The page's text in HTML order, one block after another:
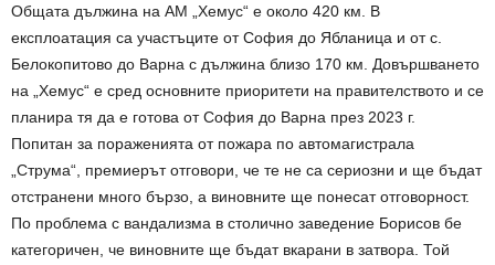
Общата дължина на АМ „Хемус“ е около 420 км. В
експлоатация са участъците от София до Ябланица и от с.
Белокопитово до Варна с дължина близо 170 км. Довършването
на „Хемус“ е сред основните приоритети на правителството и се
планира тя да е готова от София до Варна през 2023 г.
Попитан за пораженията от пожара по автомагистрала
„Струма“, премиерът отговори, че те не са сериозни и ще бъдат
отстранени много бързо, а виновните ще понесат отговорност.
По проблема с вандализма в столично заведение Борисов бе
категоричен, че виновните ще бъдат вкарани в затвора. Той